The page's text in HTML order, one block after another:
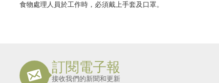
食物處理人員於工作時，必須戴上手套及口罩。
訂閱電子報
接收我們的新聞和更新